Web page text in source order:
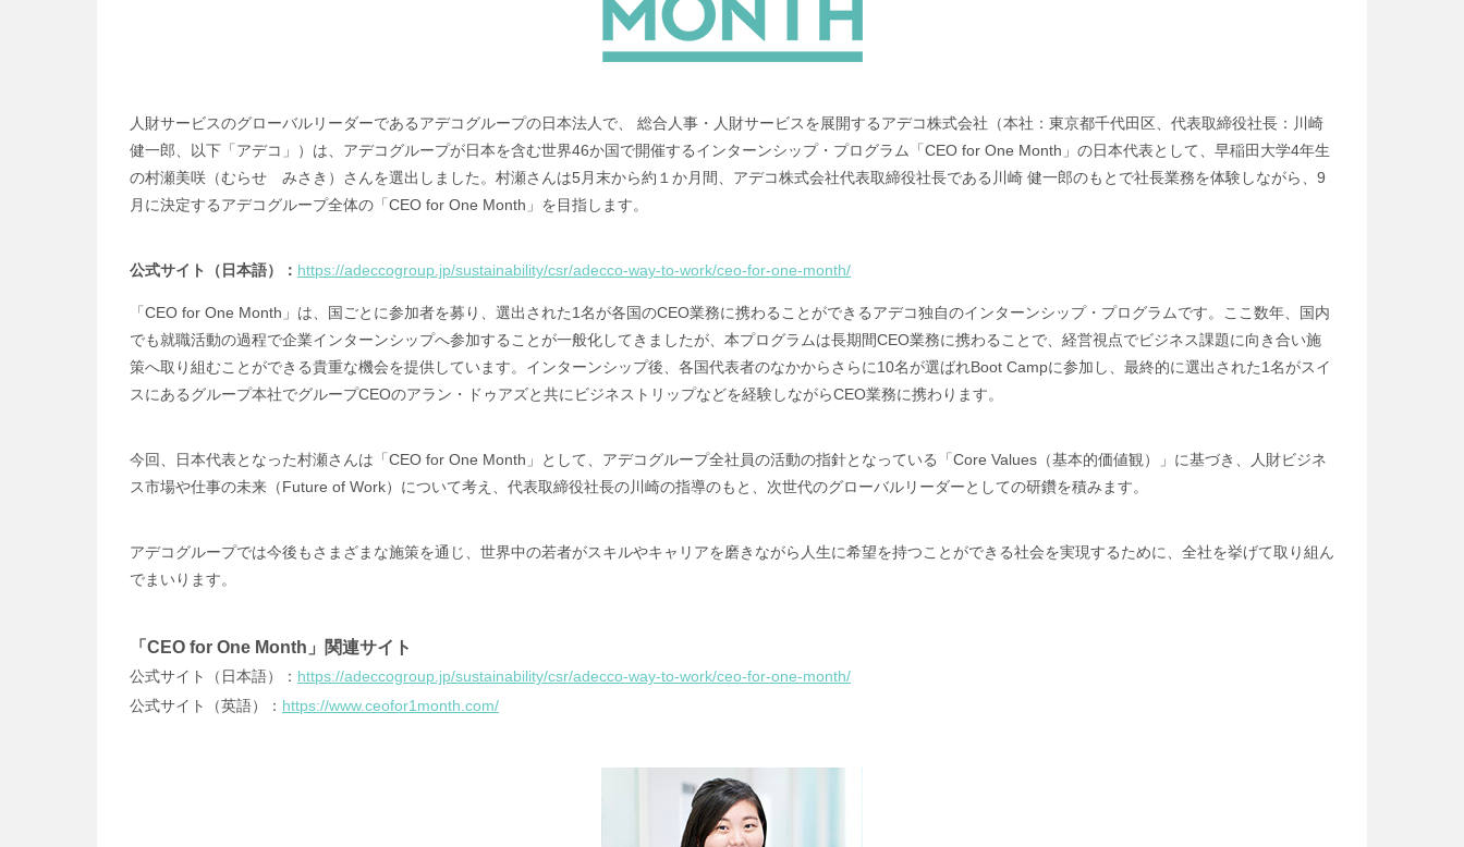
人財サービスのグローバルリーダーであるアデコグループの日本法人で、 総合人事・人財サービスを展開するアデコ株式会社（本社：東京都千代田区、代表取締役社長：川崎
健一郎、以下「アデコ」）は、アデコグループが日本を含む世界46か国で開催するインターンシップ・プログラム「CEO for One Month」の日本代表として、早稲田大学4年生
の村瀬美咲（むらせ みさき）さんを選出しました。村瀬さんは5月末から約１か月間、アデコ株式会社代表取締役社長である川崎 健一郎のもとで社長業務を体験しながら、9
月に決定するアデコグループ全体の「CEO for One Month」を目指します。
公式サイト（日本語）： https://adeccogroup.jp/sustainability/csr/adecco-way-to-work/ceo-for-one-month/
「CEO for One Month」は、国ごとに参加者を募り、選出された1名が各国のCEO業務に携わることができるアデコ独自のインターンシップ・プログラムです。ここ数年、国内
でも就職活動の過程で企業インターンシップへ参加することが一般化してきましたが、本プログラムは長期間CEO業務に携わることで、経営視点でビジネス課題に向き合い施
策へ取り組むことができる貴重な機会を提供しています。インターンシップ後、各国代表者のなかからさらに10名が選ばれBoot Campに参加し、最終的に選出された1名がスイ
スにあるグループ本社でグループCEOのアラン・ドゥアズと共にビジネストリップなどを経験しながらCEO業務に携わります。
今回、日本代表となった村瀬さんは「CEO for One Month」として、アデコグループ全社員の活動の指針となっている「Core Values（基本的価値観）」に基づき、人財ビジネ
ス市場や仕事の未来（Future of Work）について考え、代表取締役社長の川崎の指導のもと、次世代のグローバルリーダーとしての研鑽を積みます。
アデコグループでは今後もさまざまな施策を通じ、世界中の若者がスキルやキャリアを磨きながら人生に希望を持つことができる社会を実現するために、全社を挙げて取り組ん
でまいります。
「CEO for One Month」関連サイト
公式サイト（日本語）： https://adeccogroup.jp/sustainability/csr/adecco-way-to-work/ceo-for-one-month/
公式サイト（英語）： https://www.ceofor1month.com/